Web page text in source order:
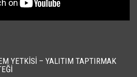
YETKISI – YALITIM TAPTIRMAK